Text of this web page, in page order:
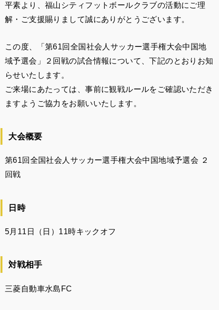
平素より、福山シティフットボールクラブの活動にご理
解・ご支援賜りまして誠にありがとうございます。
この度、「第61回全国社会人サッカー選手権大会中国地
域予選会」２回戦の試合情報について、下記のとおりお知
らせいたします。
ご来場にあたっては、事前に観戦ルールをご確認いただき
ますようご協力をお願いいたします。
大会概要
第61回全国社会人サッカー選手権大会中国地域予選会 ２
回戦
日時
5月11日（日）11時キックオフ
対戦相手
三菱自動車水島FC